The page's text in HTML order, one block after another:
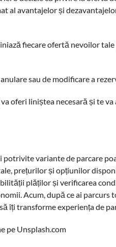
al avantajelor și
fiecare ofertă nevoilor
sau de modificare a
oferi liniștea necesară și te
potrivite variante de parcare
prețurilor și opțiunilor
plăților și verificarea
Acum, după ce ai
îți transforme experiența de
pe Unsplash.com